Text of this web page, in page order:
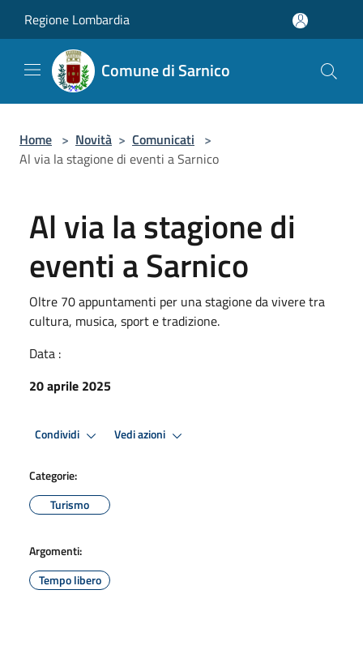
Regione Lombardia
Comune di Sarnico
Home > Novità > Comunicati >
Al via la stagione di eventi a Sarnico
Al via la stagione di
eventi a Sarnico
Oltre 70 appuntamenti per una stagione da vivere tra
cultura, musica, sport e tradizione.
Data :
20 aprile 2025
Condividi Vedi azioni
Categorie:
Turismo
Argomenti:
Tempo libero